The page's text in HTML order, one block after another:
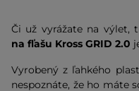
Či už vyrážate na výlet,
na fľašu Kross GRID 2.0
Vyrobený z ľahkého
nespoznáte, že ho máte